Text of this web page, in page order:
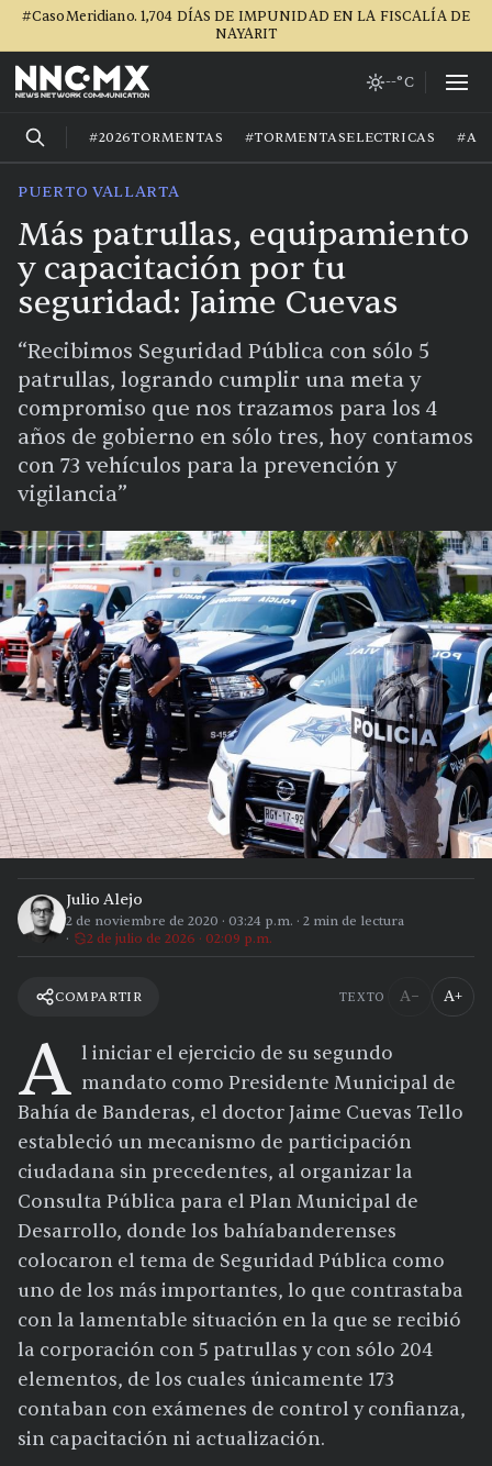
#CasoMeridiano. 1,704 DÍAS DE IMPUNIDAD EN LA FISCALÍA DE
NAYARIT
--°C
#2026TORMENTAS #TORMENTASELECTRICAS
PUERTO VALLARTA
Más patrullas, equipamiento
y capacitación por tu
seguridad: Jaime Cuevas
“Recibimos Seguridad Pública con sólo 5
patrullas, logrando cumplir una meta y
compromiso que nos trazamos para los 4
años de gobierno en sólo tres, hoy contamos
con 73 vehículos para la prevención y
vigilancia”
Julio Alejo
2 de noviembre de 2020 · 03:24 p.m. · 2 min de lectura
2 de julio de 2026 · 02:09 p.m.
COMPARTIR TEXTO A− A+
A l iniciar el ejercicio de su segundo
mandato como Presidente Municipal de
Bahía de Banderas, el doctor Jaime Cuevas Tello
estableció un mecanismo de participación
ciudadana sin precedentes, al organizar la
Consulta Pública para el Plan Municipal de
Desarrollo, donde los bahíabanderenses
colocaron el tema de Seguridad Pública como
uno de los más importantes, lo que contrastaba
con la lamentable situación en la que se recibió
la corporación con 5 patrullas y con sólo 204
elementos, de los cuales únicamente 173
contaban con exámenes de control y confianza,
sin capacitación ni actualización.